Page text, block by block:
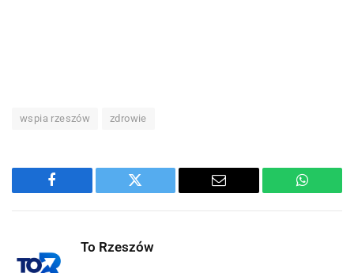
wspia rzeszów zdrowie
Facebook Twitter Email
To Rzeszów